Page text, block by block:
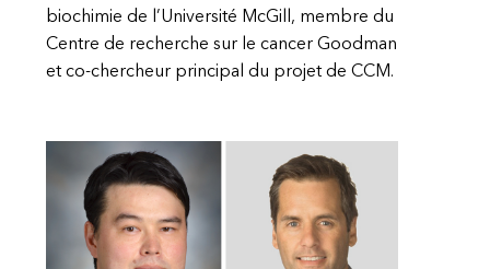
biochimie de l’Université McGill, membre du
Centre de recherche sur le cancer Goodman
et co-chercheur principal du projet de CCM.